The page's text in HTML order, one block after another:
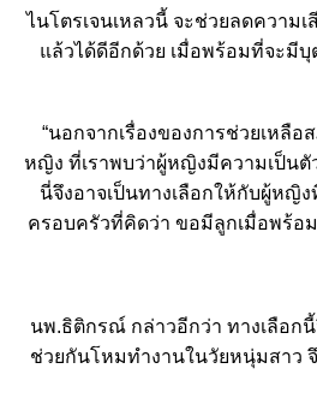
ไนโตรเจนเหลวนี้ จะช่วยลดความ
ล้วได้ดีอีกด้วย เมื่อพร้อมที่จะมีบุต
“นอกจากเรื่องของการช่วยเหลื
หญิง ที่เราพบว่าผู้หญิงมีความเป็นตั
นี่จึงอาจเป็นทางเลือกให้กับผู้หญิ
ครอบครัวที่คิดว่า ขอมีลูกเมื่อพร้อ
นพ.ธิติกรณ์ กล่าวอีกว่า ทางเลือก
ช่วยกันโหมทำงานในวัยหนุ่มสาว